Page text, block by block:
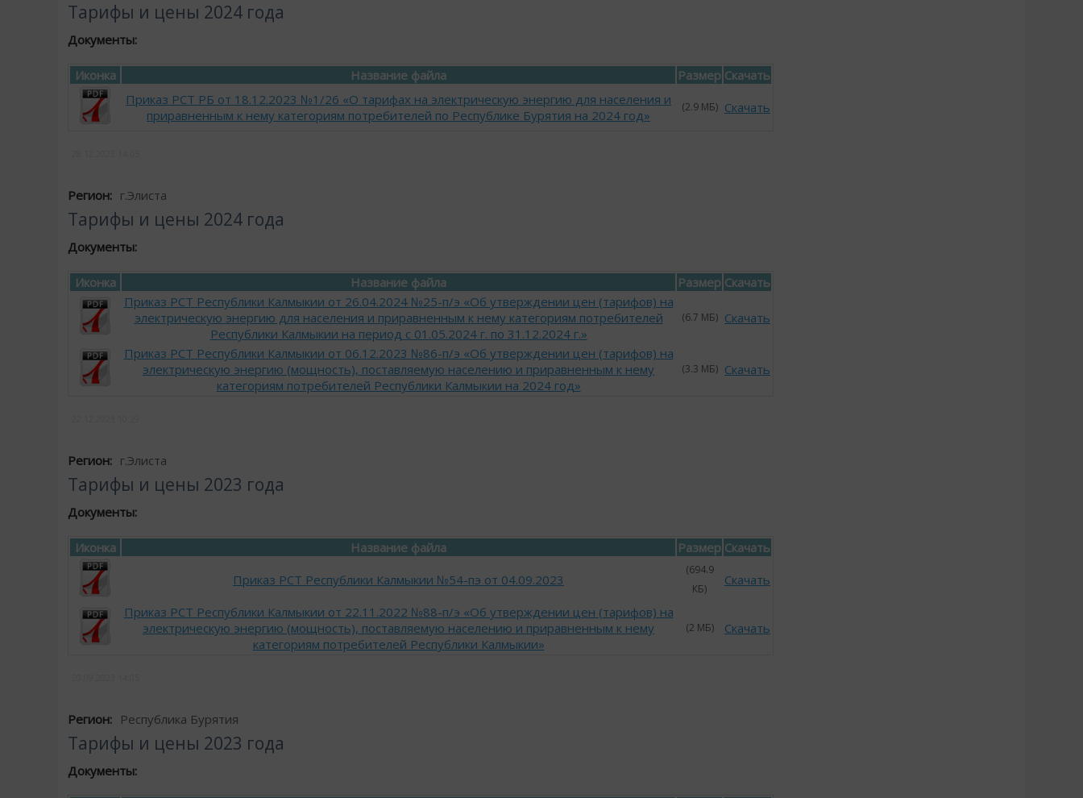
Тарифы и цены 2024 года
Документы:
Иконка Название файла Размер Скачать
Приказ РСТ РБ от 18.12.2023 №1/26 «О тарифах на электрическую энергию для населения и
приравненным к нему категориям потребителей по Республике Бурятия на 2024 год»
(2.9 МБ) Скачать
Регион: г.Элиста
Тарифы и цены 2024 года
Документы:
Иконка Название файла Размер Скачать
Приказ РСТ Республики Калмыкии от 26.04.2024 №25-п/э «Об утверждении цен (тарифов) на
электрическую энергию для населения и приравненным к нему категориям потребителей
Республики Калмыкии на период с 01.05.2024 г. по 31.12.2024 г.»
(6.7 МБ) Скачать
Приказ РСТ Республики Калмыкии от 06.12.2023 №86-п/э «Об утверждении цен (тарифов) на
электрическую энергию (мощность), поставляемую населению и приравненным к нему
категориям потребителей Республики Калмыкии на 2024 год»
(3.3 МБ) Скачать
Регион: г.Элиста
Тарифы и цены 2023 года
Документы:
Иконка Название файла Размер Скачать
Приказ РСТ Республики Калмыкии №54-пэ от 04.09.2023
(694.9
КБ)
Скачать
Приказ РСТ Республики Калмыкии от 22.11.2022 №88-п/э «Об утверждении цен (тарифов) на
электрическую энергию (мощность), поставляемую населению и приравненным к нему
категориям потребителей Республики Калмыкии»
(2 МБ) Скачать
Регион: Республика Бурятия
Тарифы и цены 2023 года
Документы: